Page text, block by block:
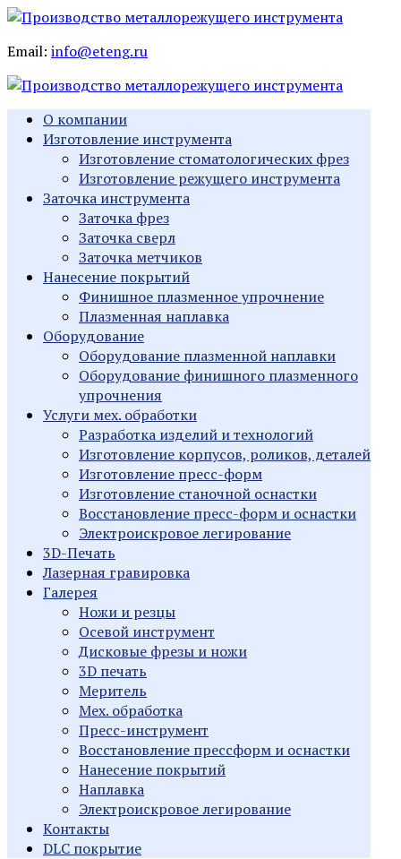
Email: info@eteng.ru
О компании
Изготовление инструмента
Изготовление стоматологических фрез
Изготовление режущего инструмента
Заточка инструмента
Заточка фрез
Заточка сверл
Заточка метчиков
Нанесение покрытий
Финишное плазменное упрочнение
Плазменная наплавка
Оборудование
Оборудование плазменной наплавки
Оборудование финишного плазменного
упрочнения
Услуги мех. обработки
Разработка изделий и технологий
Изготовление корпусов, роликов, деталей
Изготовление пресс-форм
Изготовление станочной оснастки
Восстановление пресс-форм и оснастки
Электроискровое легирование
3D-Печать
Лазерная гравировка
Галерея
Ножи и резцы
Осевой инструмент
Дисковые фрезы и ножи
3D печать
Меритель
Мех. обработка
Пресс-инструмент
Восстановление прессформ и оснастки
Нанесение покрытий
Наплавка
Электроискровое легирование
Контакты
DLC покрытие